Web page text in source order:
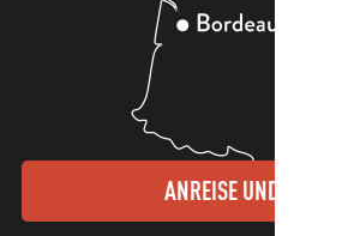
ANREISE UND KONTAKTE